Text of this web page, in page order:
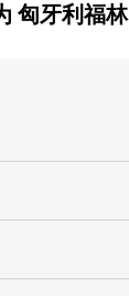
匈牙利福林